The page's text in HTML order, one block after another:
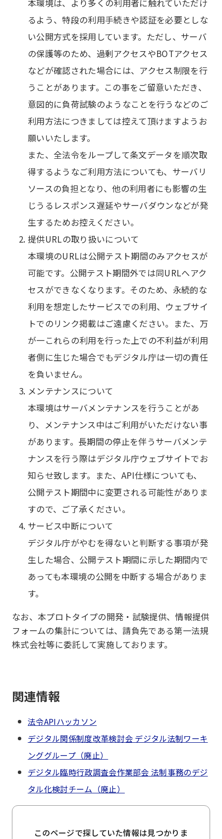
本環境は、より多くの利用者に触れていただけ
るよう、特段の利用手続きや認証を必要としな
い公開方式を採用しています。ただし、サーバ
の保護等のため、過剰アクセスやBOTアクセス
などが確認された場合には、アクセス制限を行
うことがあります。この事をご留意いただき、
意図的に負荷試験のようなことを行うなどのご
利用方法につきましては控えて頂けますようお
願いいたします。
また、全法令をループして条文データを順次取
得するようなご利用方法についても、サーバリ
ソースの負担となり、他の利用者にも影響の生
じうるレスポンス遅延やサーバダウンなどが発
生するためお控えください。
提供URLの取り扱いについて
本環境のURLは公開テスト期間のみアクセスが
可能です。公開テスト期間外では同URLへアク
セスができなくなります。そのため、永続的な
利用を想定したサービスでの利用、ウェブサイ
トでのリンク掲載はご遠慮ください。また、万
が一これらの利用を行った上での不利益が利用
者側に生じた場合でもデジタル庁は一切の責任
を負いません。
メンテナンスについて
本環境はサーバメンテナンスを行うことがあ
り、メンテナンス中はご利用がいただけない事
があります。長期間の停止を伴うサーバメンテ
ナンスを行う際はデジタル庁ウェブサイトでお
知らせ致します。また、API仕様についても、
公開テスト期間中に変更される可能性がありま
すので、ご了承ください。
サービス中断について
デジタル庁がやむを得ないと判断する事項が発
生した場合、公開テスト期間に示した期間内で
あっても本環境の公開を中断する場合がありま
す。
なお、本プロトタイプの開発・試験提供、情報提供
フォームの集計については、請負先である第一法規
株式会社等に委託して実施しております。
関連情報
法令APIハッカソン
デジタル関係制度改革検討会 デジタル法制ワーキ
ンググループ（廃止）
デジタル臨時行政調査会作業部会 法制事務のデジ
タル化検討チーム（廃止）
このページで探していた情報は見つかりま